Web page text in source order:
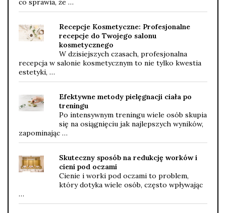
co sprawia, że …
Recepcje Kosmetyczne: Profesjonalne
recepcje do Twojego salonu
kosmetycznego
W dzisiejszych czasach, profesjonalna
recepcja w salonie kosmetycznym to nie tylko kwestia
estetyki, …
Efektywne metody pielęgnacji ciała po
treningu
Po intensywnym treningu wiele osób skupia
się na osiągnięciu jak najlepszych wyników,
zapominając …
Skuteczny sposób na redukcję worków i
cieni pod oczami
Cienie i worki pod oczami to problem,
który dotyka wiele osób, często wpływając
…